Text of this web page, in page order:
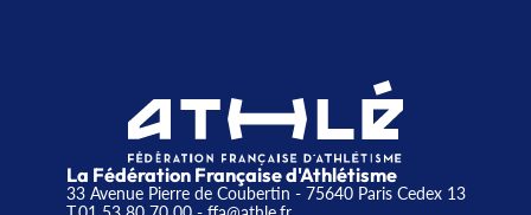
La Fédération Française d'Athlétisme
33 Avenue Pierre de Coubertin - 75640 Paris Cedex 13